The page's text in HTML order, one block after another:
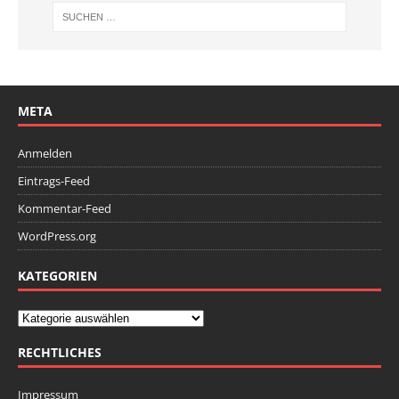
META
Anmelden
Eintrags-Feed
Kommentar-Feed
WordPress.org
KATEGORIEN
RECHTLICHES
Impressum